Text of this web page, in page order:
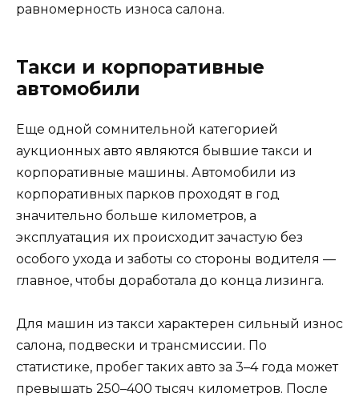
равномерность износа салона.
Такси и корпоративные
автомобили
Еще одной сомнительной категорией
аукционных авто являются бывшие такси и
корпоративные машины. Автомобили из
корпоративных парков проходят в год
значительно больше километров, а
эксплуатация их происходит зачастую без
особого ухода и заботы со стороны водителя —
главное, чтобы доработала до конца лизинга.
Для машин из такси характерен сильный износ
салона, подвески и трансмиссии. По
статистике, пробег таких авто за 3–4 года может
превышать 250–400 тысяч километров. После